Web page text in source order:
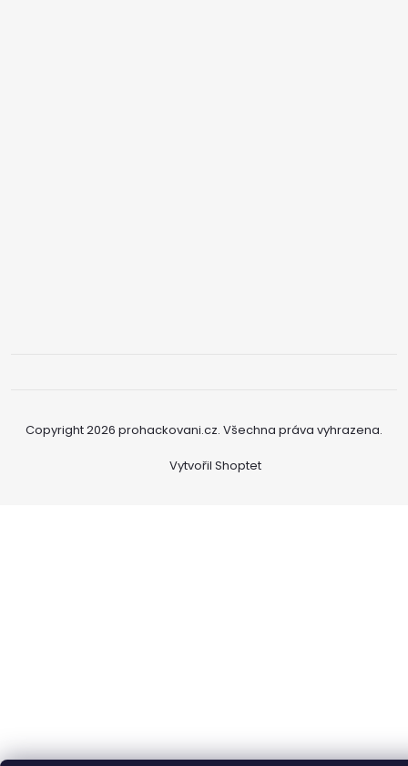
Vytvořil Shoptet
Copyright 2026 prohackovani.cz. Všechna práva vyhrazena.